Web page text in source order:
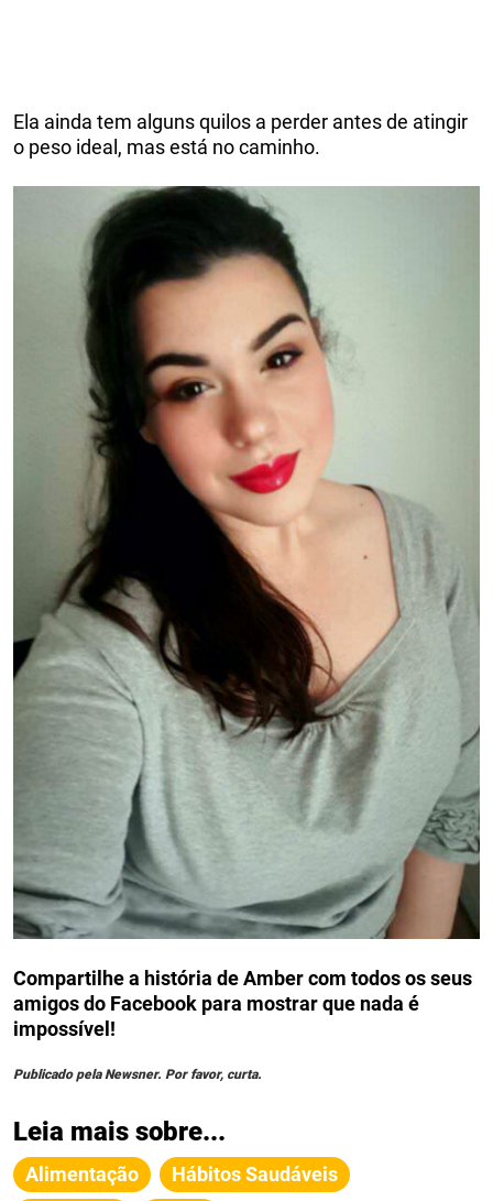
Ela ainda tem alguns quilos a perder antes de atingir
o peso ideal, mas está no caminho.
Compartilhe a história de Amber com todos os seus
amigos do Facebook para mostrar que nada é
impossível!
Publicado pela Newsner. Por favor, curta.
Leia mais sobre...
Alimentação
Hábitos Saudáveis